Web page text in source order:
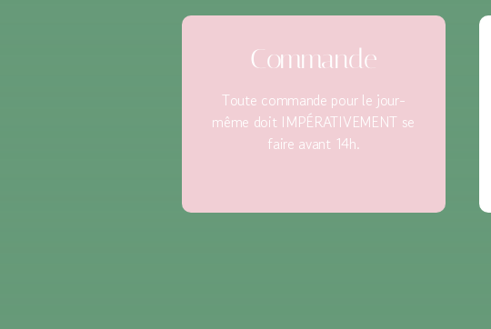
Commande
Toute commande pour le jour-
même doit IMPÉRATIVEMENT se
faire avant 14h.